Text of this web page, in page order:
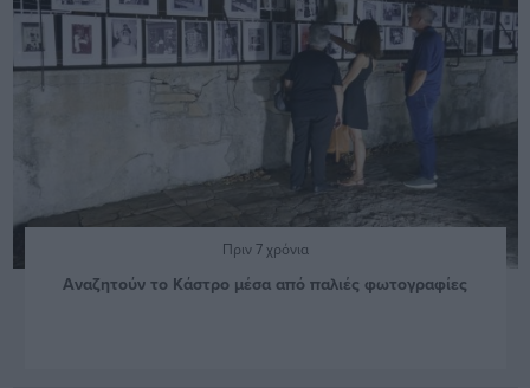
Πριν 7 χρόνια
Αναζητούν το Κάστρο μέσα από παλιές φωτογραφίες